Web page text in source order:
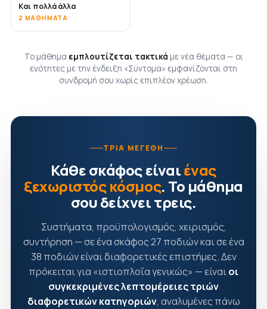
ΣΎΝΤΟΜΑ
Και πολλά άλλα
2 ΜΑΘΉΜΑΤΑ
Το μάθημα εμπλουτίζεται τακτικά με νέα θέματα — οι
ενότητες με την ένδειξη «Σύντομα» εμφανίζονται στη
συνδρομή σου χωρίς επιπλέον χρέωση.
ΤΡΊΑ ΜΕΓΈΘΗ
Κάθε σκάφος είναιένας
ξεχωριστός κόσμος. Το μάθημα
σου δείχνει τρεις.
Συστήματα, προϋπολογισμός, χειρισμός,
συντήρηση — σε ένα σκάφος 27 ποδιών και σε ένα
38 ποδιών είναι διαφορετικές επιστήμες. Δεν
πρόκειται για «ιστιοπλοΐα γενικώς» — είναιοι
συγκεκριμένες λεπτομέρειες τριών
διαφορετικών κατηγοριών, αναλυμένες πάνω